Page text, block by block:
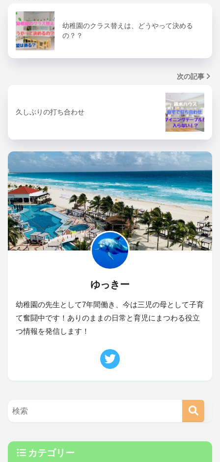
幼稚園のクラス替えは、どうやって決める
の？？
次の記事
久しぶりの打ち合わせ
ゆっきー
幼稚園の先生として7年間働き、今は三児の母として子育
て奮闘中です！ありのままの日常と育児にまつわる役立
つ情報を発信します！
カテゴリー